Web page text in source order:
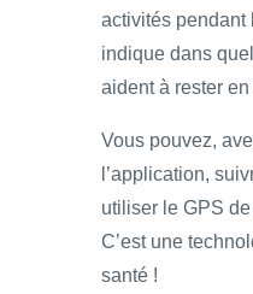
activités pendant
indique dans
aident à rester
Vous pouvez,
l’application,
utiliser le GPS
C’est une
santé !